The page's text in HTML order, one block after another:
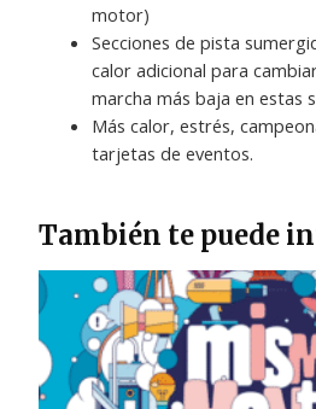
motor)
Secciones de pista
calor adicional para
marcha más baja en estas
Más calor, estrés,
tarjetas de eventos.
También te puede